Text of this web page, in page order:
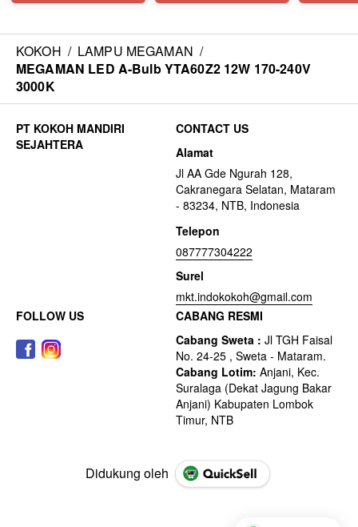
KOKOH / LAMPU MEGAMAN /
MEGAMAN LED A-Bulb YTA60Z2 12W 170-240V
3000K
CONTACT US
Alamat
Jl AA Gde Ngurah 128,
Cakranegara Selatan, Mataram
- 83234, NTB, Indonesia
Telepon
087777304222
Surel
mkt.indokokoh@gmail.com
FOLLOW US
CABANG RESMI
Didukung oleh